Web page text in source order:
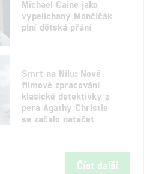
Michael Caine jako
vypelichaný Mončičák
plní dětská přání
Smrt na Nilu: Nové
filmové zpracování
klasické detektivky z
pera Agathy Christie
se začalo natáčet
Číst další